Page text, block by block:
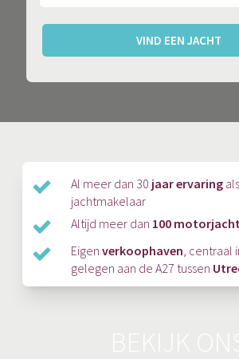
VIND EEN JACHT
Al meer dan 30 jaar ervaring
jachtmakelaar
Altijd meer dan 100
Eigenverkoophaven, centraal
gelegen aan de A27 tussen